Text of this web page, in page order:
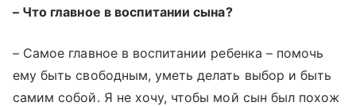
– Что главное в воспитании сына?
– Самое главное в воспитании ребенка – помочь
ему быть свободным, уметь делать выбор и быть
самим собой. Я не хочу, чтобы мой сын был похож